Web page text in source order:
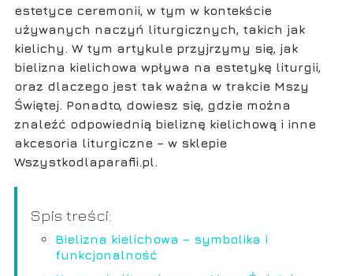
estetyce ceremonii, w tym w kontekście
używanych naczyń liturgicznych, takich jak
kielichy. W tym artykule przyjrzymy się, jak
bielizna kielichowa wpływa na estetykę liturgii,
oraz dlaczego jest tak ważna w trakcie Mszy
Świętej. Ponadto, dowiesz się, gdzie można
znaleźć odpowiednią bieliznę kielichową i inne
akcesoria liturgiczne – w sklepie
Wszystkodlaparafii.pl.
Spis treści:
Bielizna kielichowa – symbolika i
funkcjonalność